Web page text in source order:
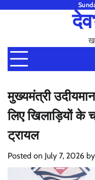
मुख्यमंत्री
लिए खिलाड़ियों के
ट्रायल
Posted on July 7, 2026 by